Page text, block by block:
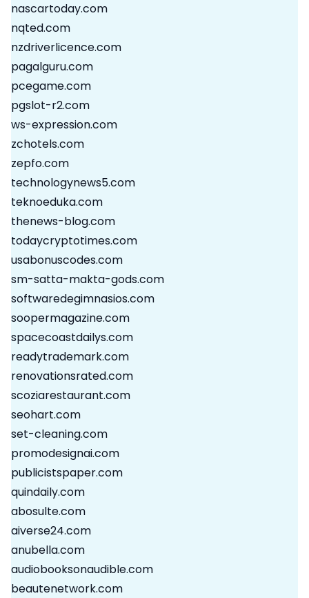
nascartoday.com
nqted.com
nzdriverlicence.com
pagalguru.com
pcegame.com
pgslot-r2.com
ws-expression.com
zchotels.com
zepfo.com
technologynews5.com
teknoeduka.com
thenews-blog.com
todaycryptotimes.com
usabonuscodes.com
sm-satta-makta-gods.com
softwaredegimnasios.com
soopermagazine.com
spacecoastdailys.com
readytrademark.com
renovationsrated.com
scoziarestaurant.com
seohart.com
set-cleaning.com
promodesignai.com
publicistspaper.com
quindaily.com
abosulte.com
aiverse24.com
anubella.com
audiobooksonaudible.com
beautenetwork.com